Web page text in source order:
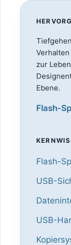
zur
Ebene.
Flash-
Flash-
USB-
USB-